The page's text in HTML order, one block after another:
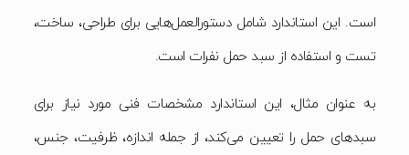
است. این استاندارد شامل دستورالعمل‌هایی برای طراحی، ساخت،
تست و استفاده از سبد حمل نفرات است.
به عنوان مثال، این استاندارد مشخصات فنی مورد نیاز برای
سبدهای حمل را تعیین می‌کند، از جمله اندازه، ظرفیت، جنس،